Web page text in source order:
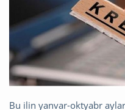
Bu ilin yanvar-oktyabr